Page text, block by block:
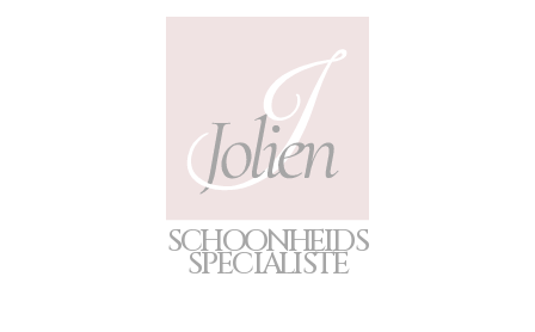
SCHOONHEIDS
SPECIALISTE